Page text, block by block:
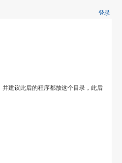
登录
建议此后的程序都放这个目录，此后